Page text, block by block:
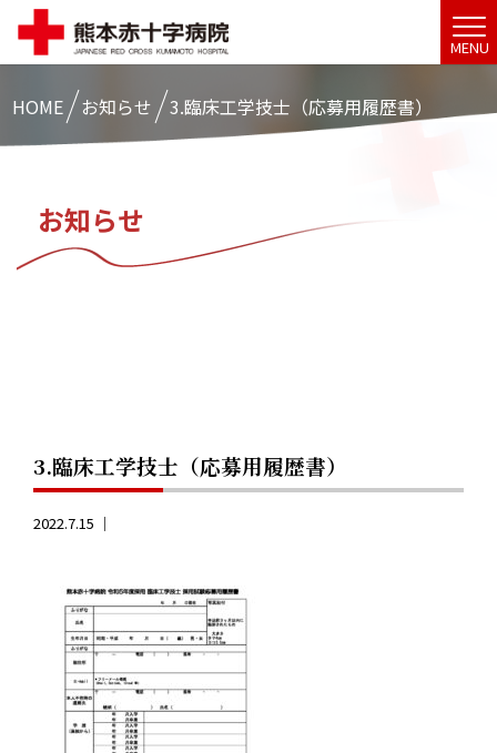
MENU
HOME お知らせ 3.臨床工学技士（応募用履歴書）
お知らせ
3.臨床工学技士（応募用履歴書）
2022.7.15 ｜